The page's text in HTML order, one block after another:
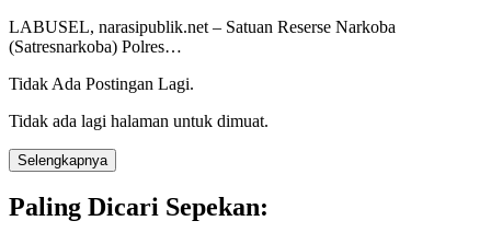
LABUSEL, narasipublik.net – Satuan Reserse Narkoba
(Satresnarkoba) Polres…
Tidak Ada Postingan Lagi.
Tidak ada lagi halaman untuk dimuat.
Selengkapnya
Paling Dicari Sepekan: